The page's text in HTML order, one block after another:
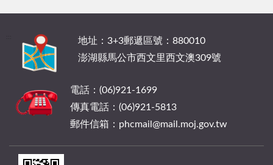
地址：3+3郵遞區號：880010
澎湖縣馬公市西文里西文澳309號
電話：(06)921-1699
傳真電話：(06)921-5813
郵件信箱：phcmail@mail.moj.gov.tw